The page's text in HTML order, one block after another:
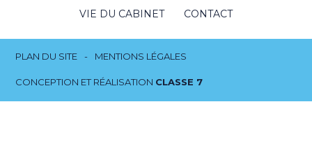
VIE DU CABINET
CONTACT
Footer
PLAN DU SITE MENTIONS LÉGALES
CONCEPTION ET RÉALISATION CLASSE 7